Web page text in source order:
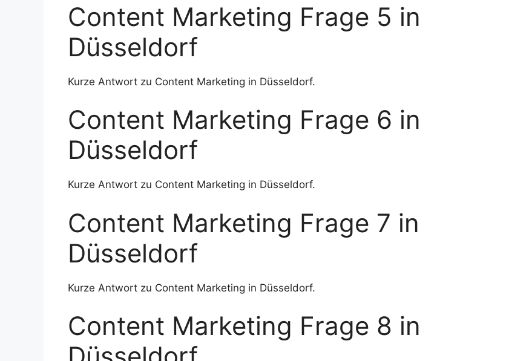
Content Marketing Frage 5 in
Düsseldorf
Kurze Antwort zu Content Marketing in Düsseldorf.
Content Marketing Frage 6 in
Düsseldorf
Kurze Antwort zu Content Marketing in Düsseldorf.
Content Marketing Frage 7 in
Düsseldorf
Kurze Antwort zu Content Marketing in Düsseldorf.
Content Marketing Frage 8 in